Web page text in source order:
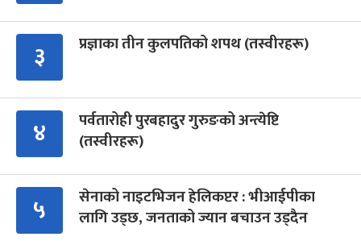
३ प्रज्ञाका तीन कुलपतिको शपथ (तस्वीरहरू)
४
पर्वतारोही पुरबहादुर गुरुङको अन्त्येष्टि
(तस्वीरहरू)
५
सेनाको नाइटभिजन हेलिकप्टर : भीआईपीका
लागि उड्छ, जनताको ज्यान बचाउन उड्दैन